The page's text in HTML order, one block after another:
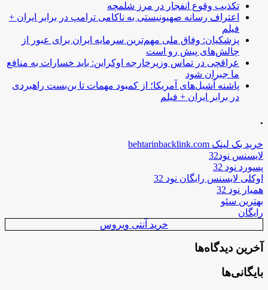
تکذیب وقوع انفجار در مرز شلمچه
اعتراف رسانه صهیونیستی به ناکامی ترامپ در برابر ایران +
فیلم
پزشکیان: وفاق ملی مهم‌ترین سرمایه ایران برای عبور از
چالش‌های پیش رو است
عراقچی در تماس وزیرخارجه اوکراین: باید خسارات به منافع
ما جبران شود
پاشنه آشیل‌های آمریکا؛ از کمبود مهمات تا بن‌بست راهبردی
در برابر ایران + فیلم
.
خرید بک لینک behtarinbacklink.com
لایسنس نود32
پسورد نود 32
اوکلی لایسنس رایگان نود 32
همیار نود 32
بهترین سئو
رایگان
خرید آنتی ویروس
آخرین دیدگاه‌ها
بایگانی‌ها